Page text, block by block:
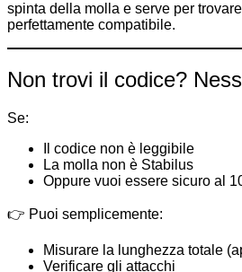
spinta della molla e serve per
perfettamente compatibile.
Non trovi il codice?
Se:
Il codice non è leggibile
La molla non è Stabilus
Oppure vuoi essere sicuro al
👉 Puoi semplicemente:
Misurare la lunghezza totale
Verificare gli attacchi